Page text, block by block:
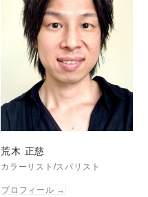
荒木 正慈
カラーリスト/スパリスト
プロフィール →